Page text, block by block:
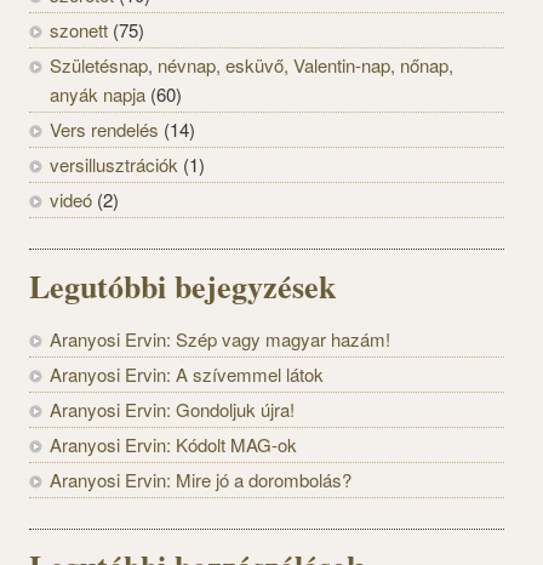
szonett (75)
Születésnap, névnap, esküvő, Valentin-nap, nőnap,
anyák napja (60)
Vers rendelés (14)
versillusztrációk (1)
videó (2)
Legutóbbi bejegyzések
Aranyosi Ervin: Szép vagy magyar hazám!
Aranyosi Ervin: A szívemmel látok
Aranyosi Ervin: Gondoljuk újra!
Aranyosi Ervin: Kódolt MAG-ok
Aranyosi Ervin: Mire jó a dorombolás?